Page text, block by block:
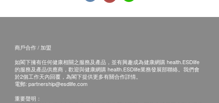
白蛋白
谷丙轉氨酵素
谷草轉氨酵素
總膽紅素
網購health.ESDlife概不負責。一切有關的索償或
查詢，須向提供服務之體檢中心或商戶提出。
商戶合作 / 加盟
如閣下擁有任何健康相關之服務及產品，並有興趣成為健康網購 health.ESDlife
的服務及產品供應商，歡迎與健康網購 health.ESDlife業務發展部聯絡。我們會
於2個工作天內回覆，為閣下提供更多有關合作詳情。
電郵: partnership@esdlife.com
重要聲明：